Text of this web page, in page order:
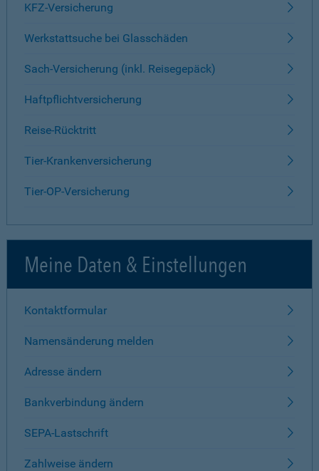
KFZ-Versicherung
Werkstattsuche bei Glasschäden
Sach-Versicherung (inkl. Reisegepäck)
Haftpflichtversicherung
Reise-Rücktritt
Tier-Krankenversicherung
Tier-OP-Versicherung
Meine Daten & Einstellungen
Kontaktformular
Namensänderung melden
Adresse ändern
Bankverbindung ändern
SEPA-Lastschrift
Zahlweise ändern